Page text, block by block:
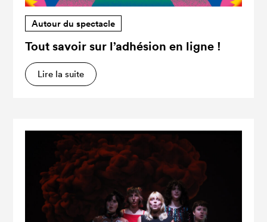
Autour du spectacle
Tout savoir sur l’adhésion en ligne !
Lire la suite